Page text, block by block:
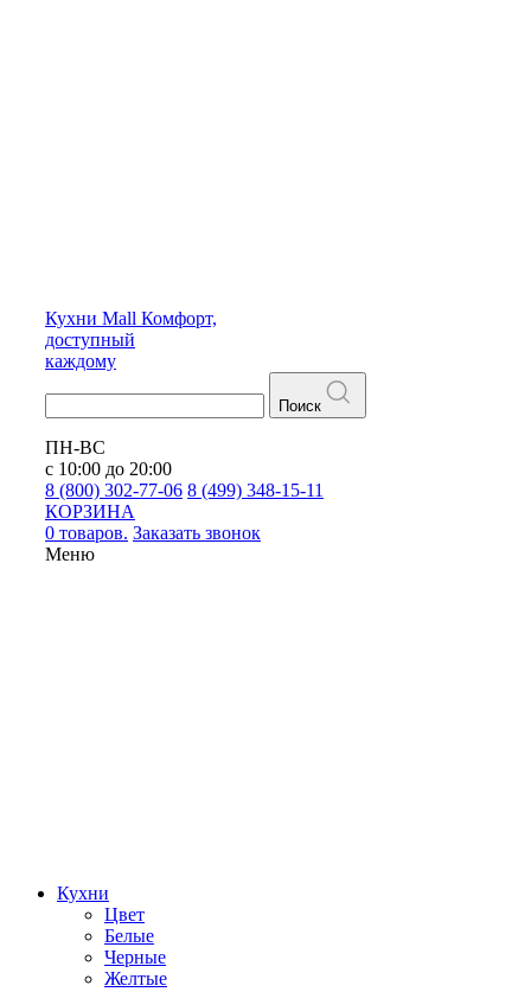
Кухни Mall Комфорт,
доступный
каждому
Поиск
ПН-ВС
с 10:00 до 20:00
8 (800) 302-77-06 8 (499) 348-15-11
КОРЗИНА
0 товаров. Заказать звонок
Меню
Кухни
Цвет
Белые
Черные
Желтые